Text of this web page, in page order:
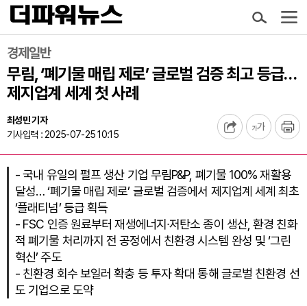
경제일반
무림, ‘폐기물 매립 제로’ 글로벌 검증 최고 등급…
제지업계 세계 첫 사례
최성민 기자
기사입력 : 2025-07-25 10:15
- 국내 유일의 펄프 생산 기업 무림P&P, 폐기물 100% 재활용
달성… ‘폐기물 매립 제로’ 글로벌 검증에서 제지업계 세계 최초
‘플래티넘’ 등급 획득
- FSC 인증 원료부터 재생에너지∙저탄소 종이 생산, 환경 친화
적 폐기물 처리까지 전 공정에서 친환경 시스템 완성 및 ‘그린
혁신’ 주도
- 친환경 회수 보일러 확충 등 투자 확대 통해 글로벌 친환경 선
도 기업으로 도약